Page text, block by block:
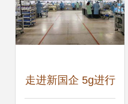
走进新国企 5g进行